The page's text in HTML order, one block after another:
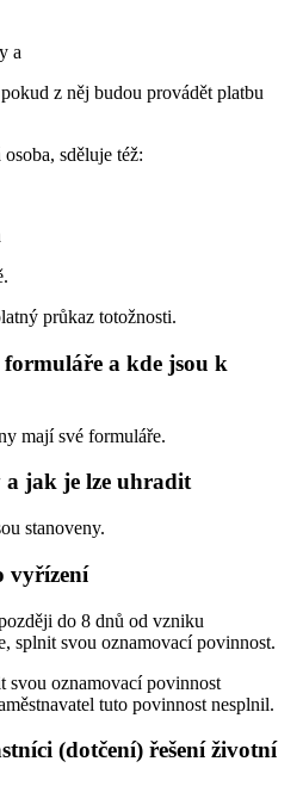
a
z něj budou provádět platbu
sděluje též:
průkaz totožnosti.
a kde jsou k
mají své formuláře.
a jak je lze uhradit
stanoveny.
vyřízení
do 8 dnů od vzniku
splnit svou oznamovací povinnost.
svou oznamovací povinnost
tuto povinnost nesplnil.
(dotčení) řešení životní